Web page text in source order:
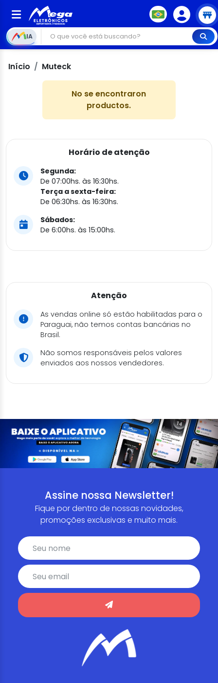
IA
Início Muteck
No se encontraron
productos.
Horário de atenção
Segunda:
De 07:00hs. às 16:30hs.
Terça a sexta-feira:
De 06:30hs. às 16:30hs.
Sábados:
De 6:00hs. às 15:00hs.
Atenção
As vendas online só estão habilitadas para o
Paraguai, não temos contas bancárias no
Brasil.
Não somos responsáveis pelos valores
enviados aos nossos vendedores.
Assine nossa Newsletter!
Fique por dentro de nossas novidades,
promoções exclusivas e muito mais.